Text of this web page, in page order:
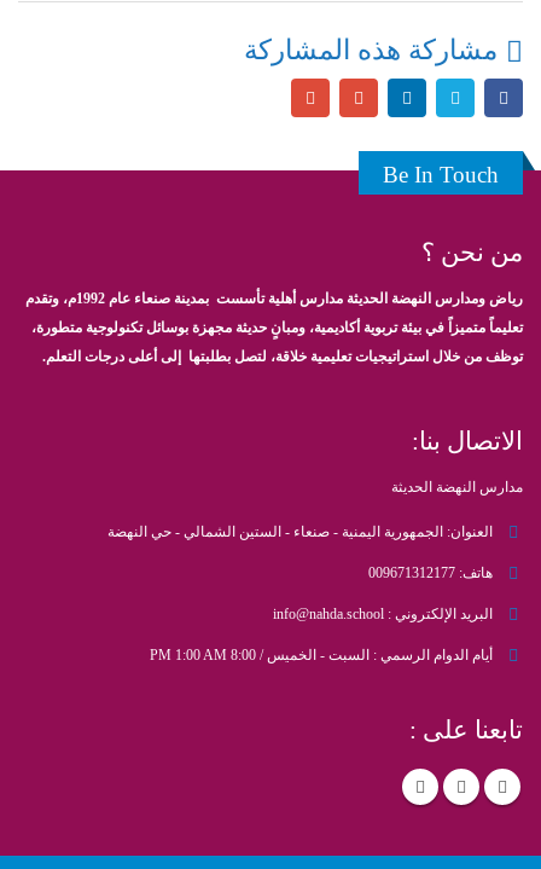
مشاركة هذه المشاركة
Be In Touch
من نحن ؟
رياض ومدارس النهضة الحديثة مدارس أهلية تأسست بمدينة صنعاء عام 1992م، وتقدم
تعليماً متميزاً في بيئة تربوية أكاديمية، ومبانٍ حديثة مجهزة بوسائل تكنولوجية متطورة،
توظف من خلال استراتيجيات تعليمية خلاقة، لتصل بطلبتها إلى أعلى درجات التعلم.
الاتصال بنا:
مدارس النهضة الحديثة
العنوان: الجمهورية اليمنية - صنعاء - الستين الشمالي - حي النهضة
هاتف: 009671312177
البريد الإلكتروني : info@nahda.school
أيام الدوام الرسمي : السبت - الخميس / 8:00 PM 1:00 AM
تابعنا على :